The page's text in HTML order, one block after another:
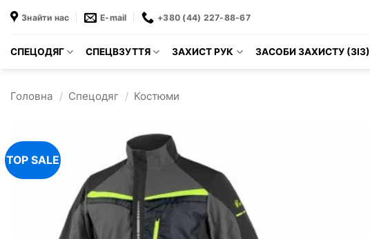
Знайти нас E-mail +380 (44) 227-88-67
СПЕЦОДЯГ СПЕЦВЗУТТЯ ЗАХИСТ РУК ЗАСОБИ ЗАХИСТУ (ЗІЗ)
Головна / Спецодяг / Костюми
TOP SALE